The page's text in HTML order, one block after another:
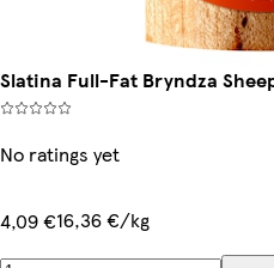
Slatina Full-Fat Bryndza
No ratings yet
4,09 €16,36 €/kg